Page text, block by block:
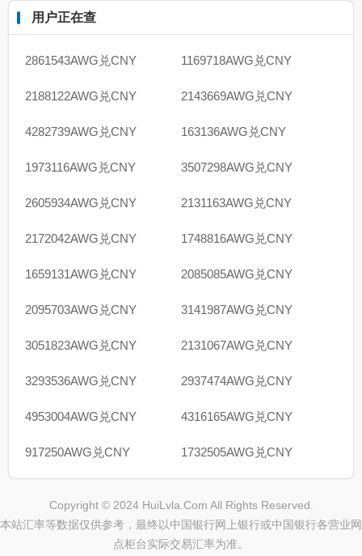
用户正在查
2861543AWG兑CNY 1169718AWG兑CNY
2188122AWG兑CNY 2143669AWG兑CNY
4282739AWG兑CNY 163136AWG兑CNY
1973116AWG兑CNY 3507298AWG兑CNY
2605934AWG兑CNY 2131163AWG兑CNY
2172042AWG兑CNY 1748816AWG兑CNY
1659131AWG兑CNY 2085085AWG兑CNY
2095703AWG兑CNY 3141987AWG兑CNY
3051823AWG兑CNY 2131067AWG兑CNY
3293536AWG兑CNY 2937474AWG兑CNY
4953004AWG兑CNY 4316165AWG兑CNY
917250AWG兑CNY 1732505AWG兑CNY
Copyright © 2024 HuiLvla.Com All Rights Reserved.
本站汇率等数据仅供参考，最终以中国银行网上银行或中国银行各营业网
点柜台实际交易汇率为准。